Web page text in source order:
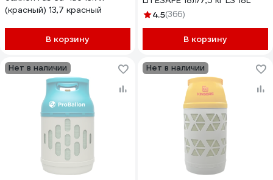
(красный) 13,7 красный
В корзину
4.5(366)
В корзину
Нет в наличии Нет в наличии